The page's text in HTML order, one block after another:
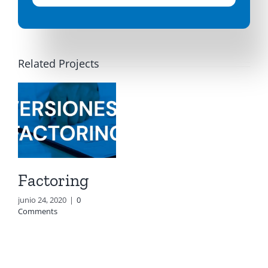
Related Projects
Factoring
junio 24, 2020 | 0
Comments